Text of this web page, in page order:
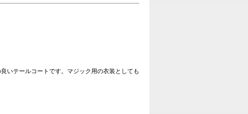
いテールコートです。マジック用の衣装としても